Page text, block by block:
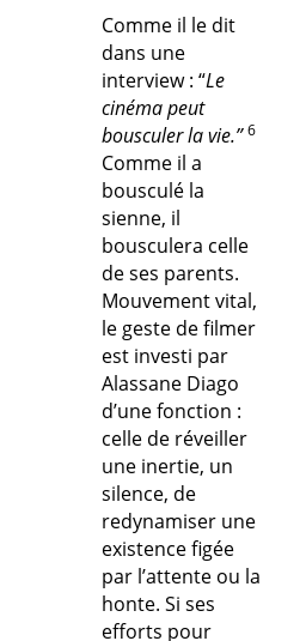
Comme il le dit
dans une
interview : “Le
cinéma peut
bousculer la vie.” 6
Comme il a
bousculé la
sienne, il
bousculera celle
de ses parents.
Mouvement vital,
le geste de filmer
est investi par
Alassane Diago
d’une fonction :
celle de réveiller
une inertie, un
silence, de
redynamiser une
existence figée
par l’attente ou la
honte. Si ses
efforts pour